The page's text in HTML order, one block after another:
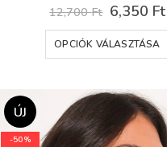
12,700Ft Original
price
was:
12,700
6,350 Ft
OPCIÓK VÁLASZTÁSA
ÚJ
-50%